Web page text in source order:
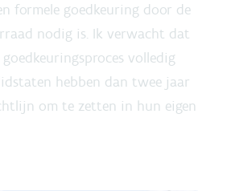
formele goedkeuring door de
nodig is. Ik verwacht dat
volledig
hebben dan twee jaar
om te zetten in hun eigen